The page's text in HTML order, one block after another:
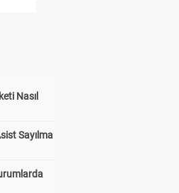
Nasıl
Sayılma